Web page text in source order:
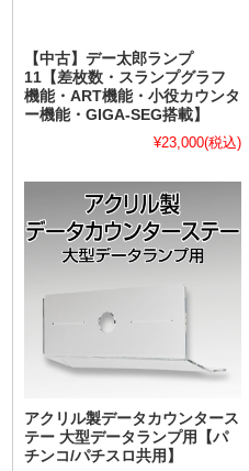
【中古】デー太郎ランプ
11【差枚数・スランプグラフ
機能・ART機能・小役カウンタ
ー機能・GIGA-SEG搭載】
¥23,000(税込)
アクリル製データカウンタース
テー 大型データランプ用【パ
チンコ/パチスロ共用】